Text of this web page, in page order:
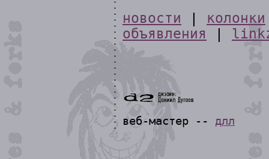
новости колонки
объявления
веб-мастер -- длл